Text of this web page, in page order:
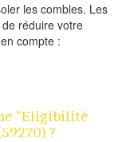
les combles. Les
réduire votre
compte :
"Eligibilité
?